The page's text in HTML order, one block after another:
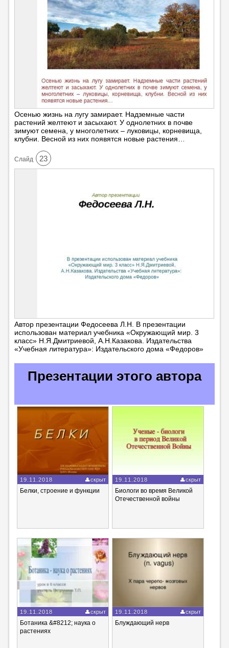
Осенью жизнь на лугу замирает. Надземные части
растений желтеют и засыхают. У однолетних в почве
зимуют семена, у многолетних – луковицы, корневища,
клубни. Весной из них появятся новые растения…
Cлайд 23
Автор презентации Федосеева Л.Н. В презентации
использован материал учебника «Окружающий мир. 3
класс» Н.Я.Дмитриевой, А.Н.Казакова. Издательства
«Учебная литература»: Издательского дома «Федоров»
Презентации этого автора
19.11.2018 скрыт
Белки, строение и функции
19.11.2018 скрыт
Биологи во время Великой
Отечественной войны
19.11.2018 скрыт
Ботаника &#8212; наука о
растениях
19.11.2018 скрыт
Блуждающий нерв